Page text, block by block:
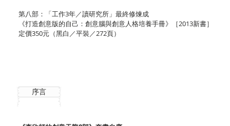
第八部：「工作3年／讀研究所」最終修煉成
《打造創意版的自己：創意腦與創意人格培養手冊》［2013新書］
定價350元（黑白／平裝／272頁）
序言